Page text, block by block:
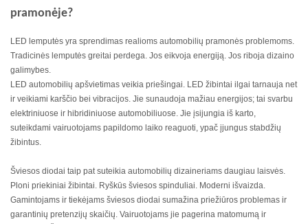
pramonėje?
LED lemputės yra sprendimas realioms automobilių pramonės problemoms.
Tradicinės lemputės greitai perdega. Jos eikvoja energiją. Jos riboja dizaino
galimybes.
LED automobilių apšvietimas veikia priešingai. LED žibintai ilgai tarnauja net
ir veikiami karščio bei vibracijos. Jie sunaudoja mažiau energijos; tai svarbu
elektriniuose ir hibridiniuose automobiliuose. Jie įsijungia iš karto,
suteikdami vairuotojams papildomo laiko reaguoti, ypač įjungus stabdžių
žibintus.
Šviesos diodai taip pat suteikia automobilių dizaineriams daugiau laisvės.
Ploni priekiniai žibintai. Ryškūs šviesos spinduliai. Moderni išvaizda.
Gamintojams ir tiekėjams šviesos diodai sumažina priežiūros problemas ir
garantinių pretenzijų skaičių. Vairuotojams jie pagerina matomumą ir